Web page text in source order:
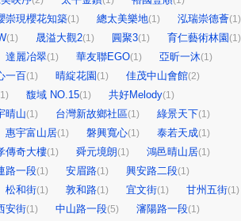
崇現櫻花知築(1) 總太美樂地(1) 泓瑞崇德薈(1)
(1) 晟溢大觀2(1) 圓聚3(1) 育仁藝術林園 (1)
達麗冶翠(1) 華友聯EGO(1) 亞昕一沐(1)
一百(1) 晴綻花園 (1) 佳茂中山會館(2)
馥域 NO.15(1) 共好Melody(1)
晴山(1) 台灣新故鄉社區(1) 綠景天下(1)
惠宇富山居(1) 磐興寬心(1) 泰若天成(1)
傳奇大樓(1) 舜元境朗(1) 鴻邑晴山居(1)
路一段(1) 安眉路(1) 興安路二段(1)
松和街(1) 敦和路(1) 宜文街(1) 甘州五街(1)
安街(1) 中山路一段(5) 瀋陽路一段(1)